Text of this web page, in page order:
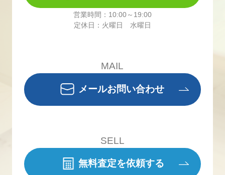
営業時間：10:00～19:00
定休日：火曜日 水曜日
MAIL
メールお問い合わせ
SELL
無料査定を依頼する